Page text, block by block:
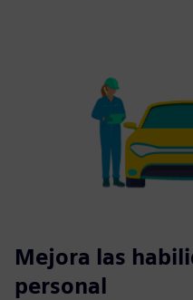
Mejora las
personal